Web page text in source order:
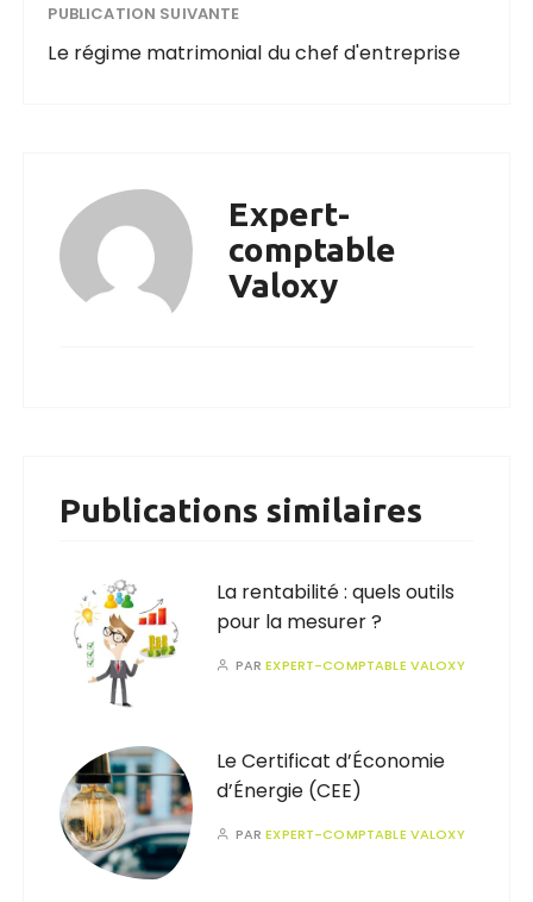
PUBLICATION SUIVANTE
Le régime matrimonial du chef d'entreprise
Expert-
comptable
Valoxy
Publications similaires
La rentabilité : quels outils
pour la mesurer ?
PAREXPERT-COMPTABLE VALOXY
Le Certificat d’Économie
d’Énergie (CEE)
PAREXPERT-COMPTABLE VALOXY